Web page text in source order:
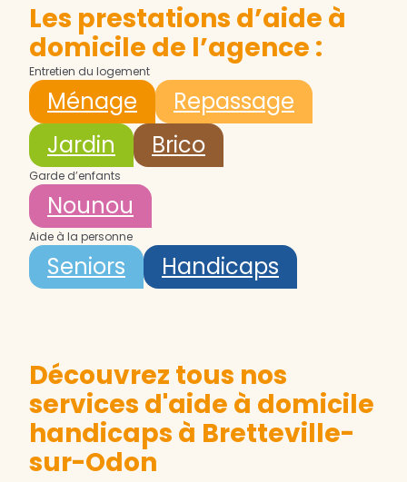
Les prestations d’aide à
domicile de l’agence :
Entretien du logement
Ménage
Repassage
Jardin
Brico
Garde d’enfants
Nounou
Aide à la personne
Seniors Handicaps
Découvrez tous nos
services d'aide à domicile
handicaps à Bretteville-
sur-Odon